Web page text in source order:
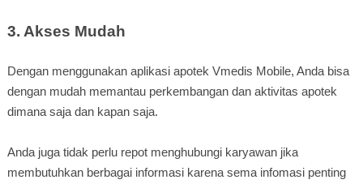
3. Akses Mudah
Dengan menggunakan aplikasi apotek Vmedis Mobile, Anda bisa
dengan mudah memantau perkembangan dan aktivitas apotek
dimana saja dan kapan saja.
Anda juga tidak perlu repot menghubungi karyawan jika
membutuhkan berbagai informasi karena sema infomasi penting